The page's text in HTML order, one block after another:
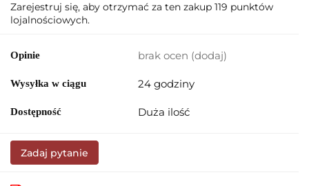
Zarejestruj się, aby otrzymać za ten zakup 119 punktów
lojalnościowych.
Opinie brak ocen (dodaj)
Wysyłka w ciągu 24 godziny
Dostępność Duża ilość
Zadaj pytanie